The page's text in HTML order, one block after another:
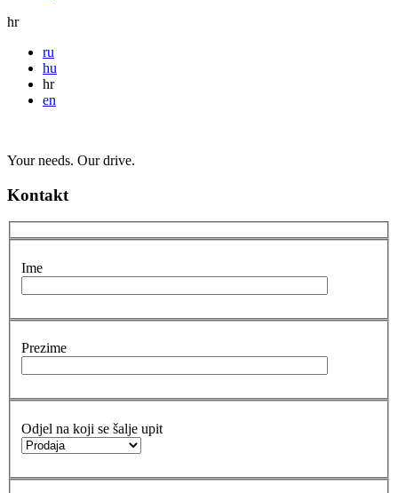
hr
ru
hu
hr
en
Your needs. Our drive.
Kontakt
Ime
Prezime
Odjel na koji se šalje upit